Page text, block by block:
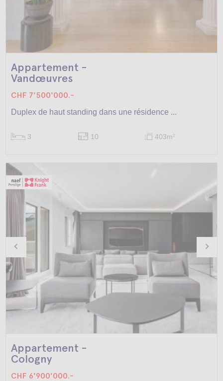
Appartement -
Vandœuvres
CHF 7'500'000.-
Duplex de haut standing dans une résidence ...
3 10 403m2
Appartement -
Cologny
CHF 6'900'000.-